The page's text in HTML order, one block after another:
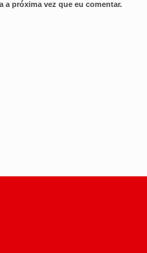
a próxima vez que eu comentar.